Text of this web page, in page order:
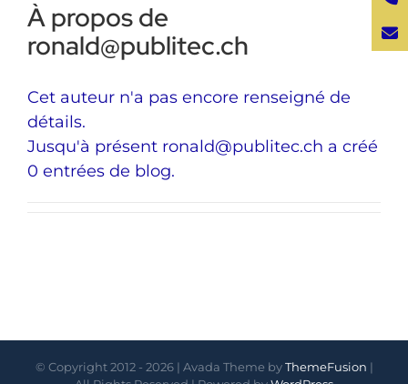
À propos de
ronald@publitec.ch
Cet auteur n'a pas encore renseigné de
détails.
Jusqu'à présent ronald@publitec.ch a créé
0 entrées de blog.
© Copyright 2012 - 2026 | Avada Theme byThemeFusion |